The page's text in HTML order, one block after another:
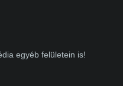
egyéb felületein is!